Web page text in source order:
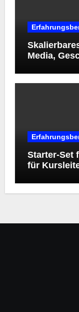
Media,
Starter‑Set
für